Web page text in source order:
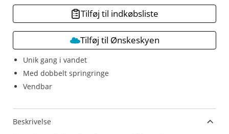
Unik gang i vandet
Med dobbelt springringe
Vendbar
Tilføj til indkøbsliste
Tilføj til Ønskeskyen
Beskrivelse